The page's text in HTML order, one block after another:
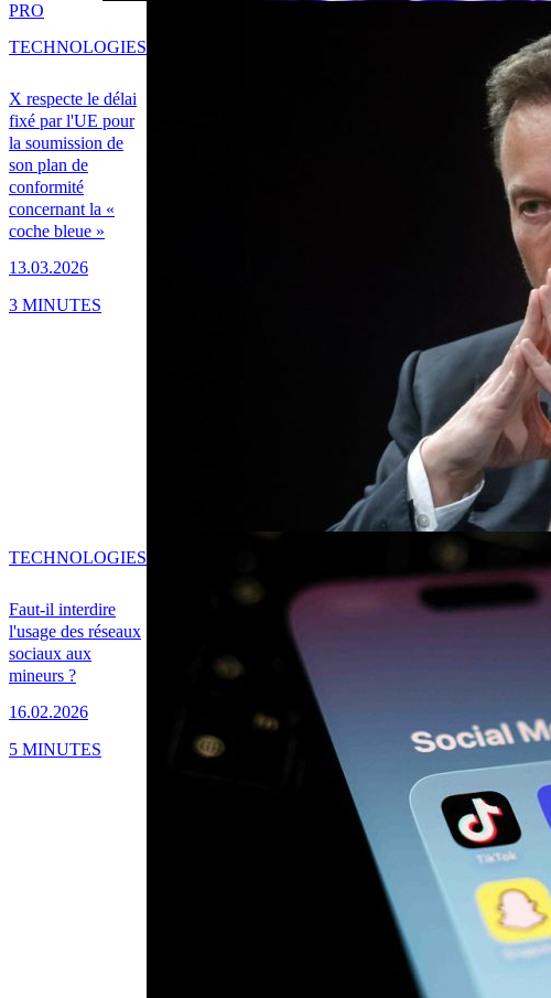
X respecte le délai
fixé par l'UE pour
la soumission de
son plan de
conformité
concernant la «
coche bleue »
13.03.2026
PRO
TECHNOLOGIES
3 MINUTES
Faut-il interdire
l'usage des réseaux
sociaux aux
mineurs ?
16.02.2026
TECHNOLOGIES
5 MINUTES